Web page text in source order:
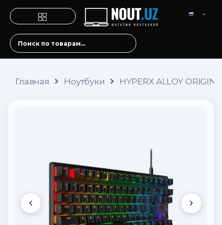
Главная Ноутбуки HYPERX ALLOY